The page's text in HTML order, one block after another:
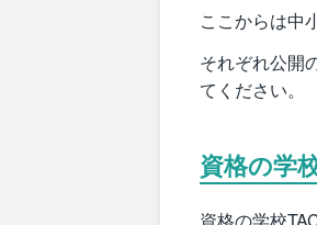
ここからは中
それぞれ公開
てください。
資格の学